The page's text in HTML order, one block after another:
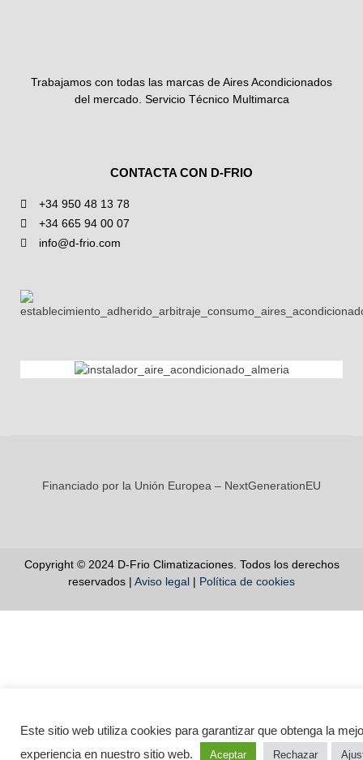
Trabajamos con todas las marcas de Aires Acondicionados
del mercado. Servicio Técnico Multimarca
CONTACTA CON D-FRIO
+34 950 48 13 78
+34 665 94 00 07
info@d-frio.com
Financiado por la Unión Europea – NextGenerationEU
Copyright © 2024 D-Frio Climatizaciones. Todos los derechos
reservados | Aviso legal | Política de cookies
Este sitio web utiliza cookies para garantizar que obtenga la
experiencia en nuestro sitio web.
Aceptar Rechazar